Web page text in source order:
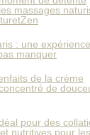
massages
: une expérience
manquer
de la crème
de
pour des
nutritives pour les